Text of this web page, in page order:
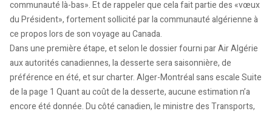
communauté là-bas». Et de rappeler que cela fait partie des «vœux
du Président», fortement sollicité par la communauté algérienne à
ce propos lors de son voyage au Canada.
Dans une première étape, et selon le dossier fourni par Air Algérie
aux autorités canadiennes, la desserte sera saisonnière, de
préférence en été, et sur charter. Alger-Montréal sans escale Suite
de la page 1 Quant au coût de la desserte, aucune estimation n’a
encore été donnée. Du côté canadien, le ministre des Transports,